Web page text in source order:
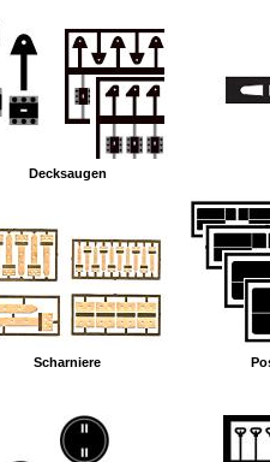
Decksaugen
Scharniere